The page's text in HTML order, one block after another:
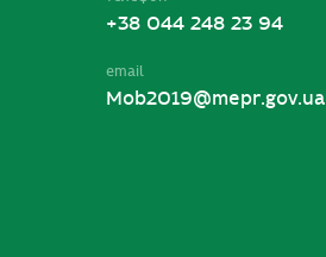
+38 044 248 23 94
email
Mob2019@mepr.gov.ua